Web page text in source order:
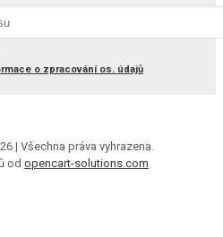
o zpracování os. údajů
| Všechna práva vyhrazena.
od opencart-solutions.com